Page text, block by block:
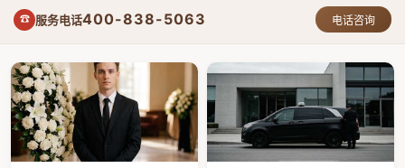
☎ 服务电话400-838-5063 电话咨询